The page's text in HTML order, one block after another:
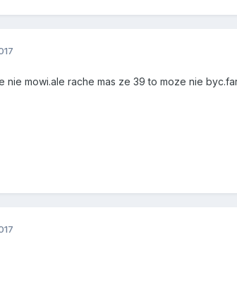
nie mowi.ale rache mas ze 39 to moze nie